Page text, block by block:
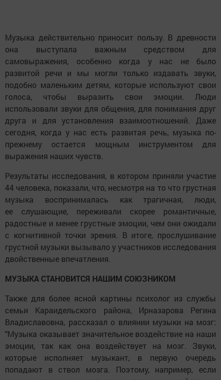
Музыка действительно приносит пользу. В древности
она выступала важным средством для
самовыражения, особенно когда у нас не было
развитой речи и мы могли только издавать звуки,
подобно маленьким детям, которые используют свои
голоса, чтобы выразить свои эмоции. Люди
использовали звуки для общения, для понимания друг
друга и для установления взаимоотношений. Даже
сегодня, когда у нас есть развитая речь, музыка по-
прежнему остается мощным инструментом для
выражения наших чувств.
Результаты исследования, в котором приняли участие
44 человека, показали, что, несмотря на то что грустная
музыка воспринималась как трагичная, люди,
ее слушающие, переживали скорее романтичные,
радостные и менее грустные эмоции, чем они ожидали
с когнитивной точки зрения. В итоге, прослушивание
грустной музыки вызывало у участников исследования
двойственные впечатления.
МУЗЫКА СТАНОВИТСЯ НАШИМ СОЮЗНИКОМ
Также для более ясной картины психолог из службы
семьи Караидельского района, Ирназарова Регина
Владиславовна, рассказал о влиянии музыки на мозг:
"Музыка оказывает значительное воздействие на наши
эмоции, так как она воздействует на мозг. Звуки,
которые исполняет музыкант, в первую очередь
попадают в ствол мозга. Поэтому, например, если